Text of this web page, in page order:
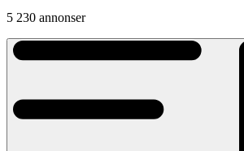
5 230 annonser